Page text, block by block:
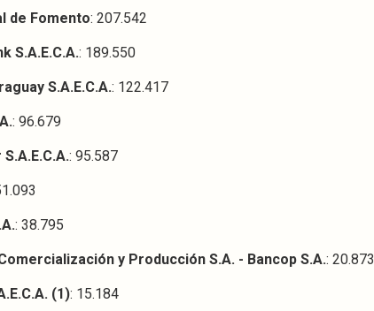
de Fomento: 207.542
S.A.E.C.A.: 189.550
S.A.E.C.A.: 122.417
: 96.679
: 95.587
: 38.795
y Producción S.A. - Bancop S.A.: 20.873
(1): 15.184